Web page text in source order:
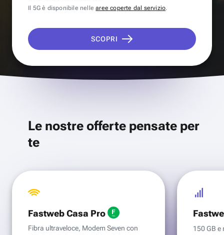
Il 5G è disponibile nellearee coperte dal servizio.
SCOPRI
Le nostre offerte pensate per
te
Fastweb Casa Pro
Fibra ultraveloce, Modem Seven con
150 GB e